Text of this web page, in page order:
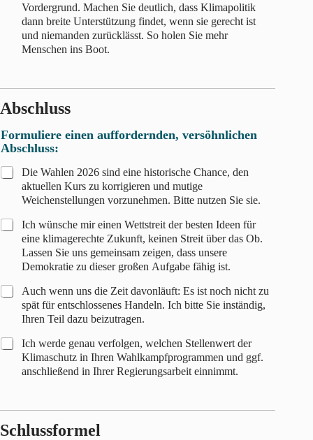
Vordergrund. Machen Sie deutlich, dass Klimapolitik
dann breite Unterstützung findet, wenn sie gerecht ist
und niemanden zurücklässt. So holen Sie mehr
Menschen ins Boot.
Abschluss
Formuliere einen auffordernden, versöhnlichen
Abschluss:
Die Wahlen 2026 sind eine historische Chance, den
aktuellen Kurs zu korrigieren und mutige
Weichenstellungen vorzunehmen. Bitte nutzen Sie sie.
Ich wünsche mir einen Wettstreit der besten Ideen für
eine klimagerechte Zukunft, keinen Streit über das Ob.
Lassen Sie uns gemeinsam zeigen, dass unsere
Demokratie zu dieser großen Aufgabe fähig ist.
Auch wenn uns die Zeit davonläuft: Es ist noch nicht zu
spät für entschlossenes Handeln. Ich bitte Sie inständig,
Ihren Teil dazu beizutragen.
Ich werde genau verfolgen, welchen Stellenwert der
Klimaschutz in Ihren Wahlkampfprogrammen und ggf.
anschließend in Ihrer Regierungsarbeit einnimmt.
Schlussformel